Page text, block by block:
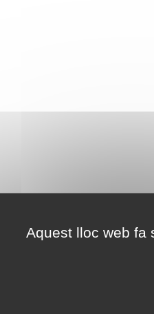
Aquest lloc web fa